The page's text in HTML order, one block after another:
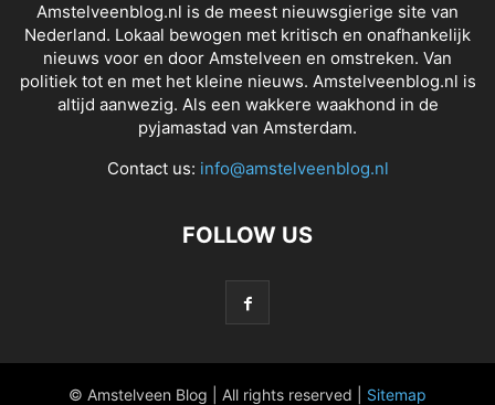
Amstelveenblog.nl is de meest nieuwsgierige site van
Nederland. Lokaal bewogen met kritisch en onafhankelijk
nieuws voor en door Amstelveen en omstreken. Van
politiek tot en met het kleine nieuws. Amstelveenblog.nl is
altijd aanwezig. Als een wakkere waakhond in de
pyjamastad van Amsterdam.
Contact us: info@amstelveenblog.nl
FOLLOW US
© Amstelveen Blog | All rights reserved | Sitemap